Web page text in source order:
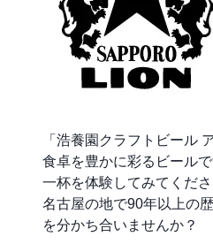
「浩養園クラフトビール
食卓を豊かに彩るビール
一杯を体験してみてくださ
名古屋の地で90年以上の
を分かち合いませんか？